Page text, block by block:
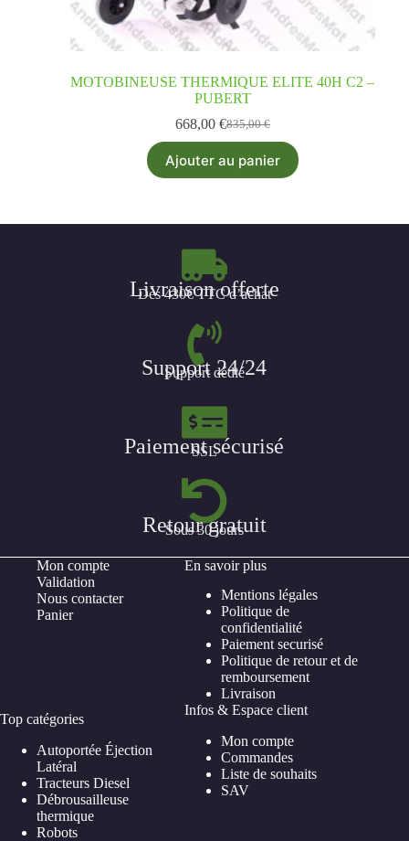
MOTOBINEUSE THERMIQUE ELITE 40H C2 –
PUBERT
835,00€
668,00 €
Ajouter au panier
Livraison offerte
Dès 430€ TTC d’achat
Support 24/24
Support dédié
Paiement sécurisé
SSL
Retour gratuit
Sous 30 jours
Mon compte
Validation
Nous contacter
Panier
En savoir plus
Mentions légales
Politique de
confidentialité
Paiement securisé
Politique de retour et de
remboursement
Livraison
Top catégories
Autoportée Éjection
Latéral
Tracteurs Diesel
Débrousailleuse
thermique
Robots
Infos & Espace client
Mon compte
Commandes
Liste de souhaits
SAV